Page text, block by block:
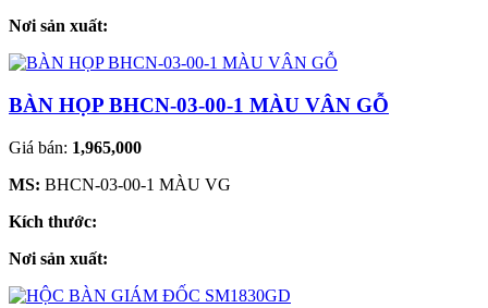
Nơi sản xuất:
BÀN HỌP BHCN-03-00-1 MÀU VÂN GỖ
Giá bán: 1,965,000
MS: BHCN-03-00-1 MÀU VG
Kích thước:
Nơi sản xuất: